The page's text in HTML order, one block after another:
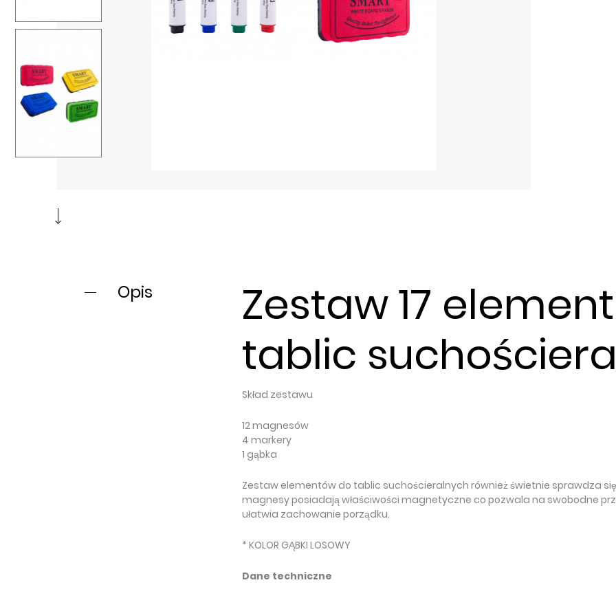
Opis
Zestaw 17
tablic
Skład zestawu
12 magnesów
4 markery
1 gąbka
Zestaw elementów do tablic suchościeralnych również świetnie sprawdza
magnesy posiadają właściwości magnetyczne co pozwala na swobodne
ułatwia zachowanie porządku.
* KOLOR GĄBKI LOSOWY
Dane techniczne